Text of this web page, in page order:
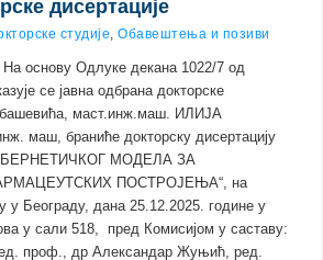
дисертације
студије,Обавештења и позиви
Одлуке декана 1022/7 од
се јавна одбрана докторске
маст.инж.маш. ИЛИЈА
маш, браниће докторску дисертацију
МОДЕЛА ЗА
ПОСТРОЈЕЊА“, на
у Београду, дана 25.12.2025. године у
у сали 518, пред Комисијом у саставу:
проф., др Александар Жуњић, ред.